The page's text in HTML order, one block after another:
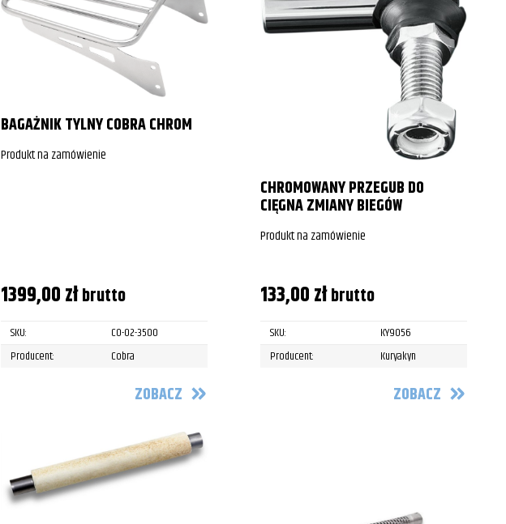
BAGAŻNIK TYLNY COBRA CHROM
Produkt na zamówienie
1399,00złbrutto
SKU:
CO-02-3500
Producent:
Cobra
ZOBACZ
CHROMOWANY PRZEGUB DO
CIĘGNA ZMIANY BIEGÓW
Produkt na zamówienie
133,00złbrutto
SKU:
KY9056
Producent:
Kuryakyn
ZOBACZ